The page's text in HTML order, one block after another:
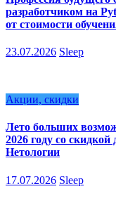
разработчиком на
от стоимости
23.07.2026 Sleep
Акции, скидки
Лето больших
2026 году со
Нетологии
17.07.2026 Sleep